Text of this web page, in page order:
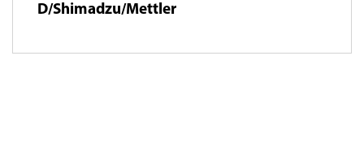
D/Shimadzu/Mettler